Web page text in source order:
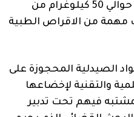
يسيره المشتبه فيه عن حجز حوالي 50 كيلوغرام من
مهمة من الاقراص الطبية
الصيدلية المحجوزة على
والتقنية لإخضاعها
فيهم تحت تدبير